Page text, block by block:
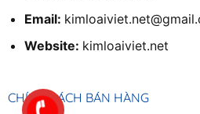
Email:
Website: kimloaiviet.net
CHÍNH SÁCH BÁN HÀNG